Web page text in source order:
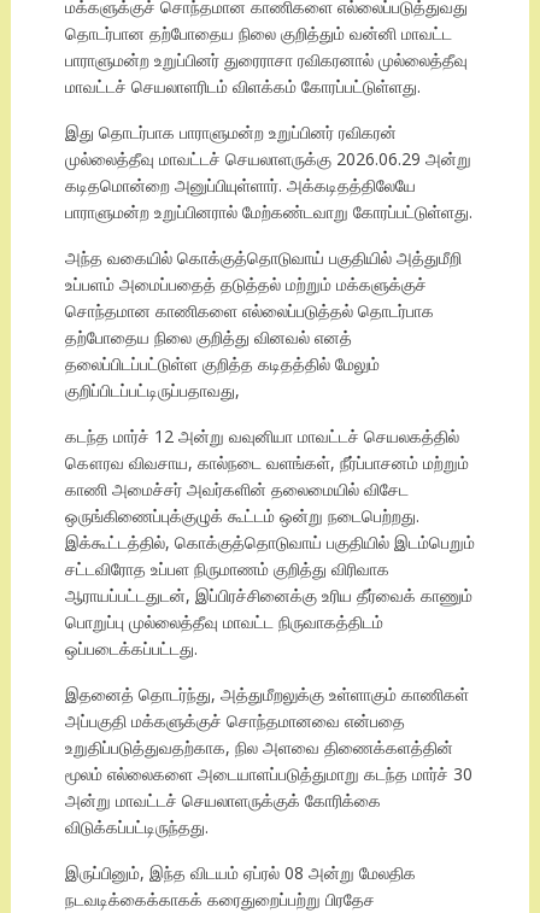
மக்களுக்குச் சொந்தமான காணிகளை எல்லைப்படுத்துவது
தொடர்பான தற்போதைய நிலை குறித்தும் வன்னி மாவட்ட
பாராளுமன்ற உறுப்பினர் துரைராசா ரவிகரனால் முல்லைத்தீவு
மாவட்டச் செயலாளரிடம் விளக்கம் கோரப்பட்டுள்ளது.
இது தொடர்பாக பாராளுமன்ற உறுப்பினர் ரவிகரன்
முல்லைத்தீவு மாவட்டச் செயலாளருக்கு 2026.06.29 அன்று
கடிதமொன்றை அனுப்பியுள்ளார். அக்கடிதத்திலேயே
பாராளுமன்ற உறுப்பினரால் மேற்கண்டவாறு கோரப்பட்டுள்ளது.
அந்த வகையில் கொக்குத்தொடுவாய் பகுதியில் அத்துமீறி
உப்பளம் அமைப்பதைத் தடுத்தல் மற்றும் மக்களுக்குச்
சொந்தமான காணிகளை எல்லைப்படுத்தல் தொடர்பாக
தற்போதைய நிலை குறித்து வினவல் எனத்
தலைப்பிடப்பட்டுள்ள குறித்த கடிதத்தில் மேலும்
குறிப்பிடப்பட்டிருப்பதாவது,
கடந்த மார்ச் 12 அன்று வவுனியா மாவட்டச் செயலகத்தில்
கௌரவ விவசாய, கால்நடை வளங்கள், நீர்ப்பாசனம் மற்றும்
காணி அமைச்சர் அவர்களின் தலைமையில் விசேட
ஒருங்கிணைப்புக்குழுக் கூட்டம் ஒன்று நடைபெற்றது.
இக்கூட்டத்தில், கொக்குத்தொடுவாய் பகுதியில் இடம்பெறும்
சட்டவிரோத உப்பள நிருமாணம் குறித்து விரிவாக
ஆராயப்பட்டதுடன், இப்பிரச்சினைக்கு உரிய தீர்வைக் காணும்
பொறுப்பு முல்லைத்தீவு மாவட்ட நிருவாகத்திடம்
ஒப்படைக்கப்பட்டது.
இதனைத் தொடர்ந்து, அத்துமீறலுக்கு உள்ளாகும் காணிகள்
அப்பகுதி மக்களுக்குச் சொந்தமானவை என்பதை
உறுதிப்படுத்துவதற்காக, நில அளவை திணைக்களத்தின்
மூலம் எல்லைகளை அடையாளப்படுத்துமாறு கடந்த மார்ச் 30
அன்று மாவட்டச் செயலாளருக்குக் கோரிக்கை
விடுக்கப்பட்டிருந்தது.
இருப்பினும், இந்த விடயம் ஏப்ரல் 08 அன்று மேலதிக
நடவடிக்கைக்காகக் கரைதுறைப்பற்று பிரதேச